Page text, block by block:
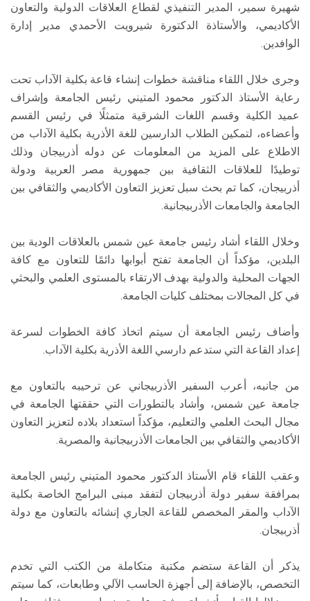
شهيرة سمير، المدير التنفيذي لقطاع العلاقات الدولية والتعاون
الأكاديمي، والأستاذة الدكتورة شيرويت الأحمدي مدير إدارة
الوافدين.
وجرى خلال اللقاء مناقشة خطوات إنشاء قاعة بكلية الآداب تحت
رعاية الأستاذ الدكتور محمود المتيني رئيس الجامعة وإشراف
عميد الكلية وقسم اللغات الشرقية متمثلًا في رئيس القسم
وأعضاءه، لتمكين الطلاب الدارسين للغة الأذرية بكلية الآداب من
الاطلاع على المزيد من المعلومات عن دوله أذربيجان وذلك
توطيدًا للعلاقات الثقافية بين جمهورية مصر العربية ودولة
أذربيجان، كما تم بحث سبل تعزيز التعاون الأكاديمي والثقافي بين
الجامعة والجامعات الأذربيجانية.
وخلال اللقاء أشاد رئيس جامعة عين شمس بالعلاقات الودية بين
البلدين، مؤكداً أن الجامعة تفتح أبوابها دائمًا للتعاون مع كافة
الجهات المحلية والدولية بهدف الارتقاء بالمستوى العلمي والبحثي
في كل المجالات بمختلف كليات الجامعة.
وأضاف رئيس الجامعة أن سيتم اتخاذ كافة الخطوات لسرعة
إعداد القاعة التي ستدعم دارسي اللغة الأذرية بكلية الآداب.
من جانبه، أعرب السفير الأذربيجاني عن ترحيبه بالتعاون مع
جامعة عين شمس، وأشاد بالتطورات التي حققتها الجامعة في
مجال البحث العلمي والتعليم، مؤكداً استعداد بلاده لتعزيز التعاون
الأكاديمي والثقافي بين الجامعات الأذربيجانية والمصرية.
وعقب اللقاء قام الأستاذ الدكتور محمود المتيني رئيس الجامعة
بمرافقة سفير دولة أذربيجان لتفقد مبنى البرامج الخاصة بكلية
الآداب والمقر المخصص للقاعة الجاري إنشائه بالتعاون مع دولة
أذربيجان.
يذكر أن القاعة ستضم مكتبة متكاملة من الكتب التي تخدم
التخصص، بالإضافة إلى أجهزة الحاسب الآلي وطابعات، كما سيتم